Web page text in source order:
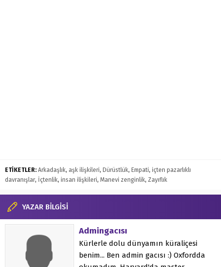
ETİKETLER: Arkadaşlık, aşk ilişkileri, Dürüstlük, Empati, içten pazarlıklı
davranışlar, İçtenlik, insan ilişkileri, Manevi zenginlik, Zayıflık
YAZAR BİLGİSİ
Admingacısı
Kürlerle dolu dünyamın küraliçesi
benim... Ben admin gacısı :) Oxfordda